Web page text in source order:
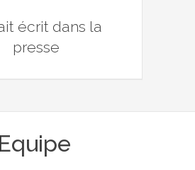
écrit dans la
presse